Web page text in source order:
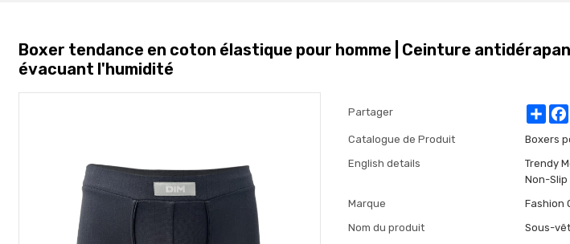
Boxer tendance en coton élastique pour homme | Ceinture
évacuant l'humidité
Partager
Catalogue de Produit
Boxers
English details
Trendy
Non-Slip
Marque
Fashion
Nom du produit
Sous-